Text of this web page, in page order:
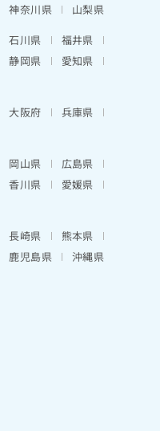
神奈川県
山梨県
石川県
福井県
静岡県
愛知県
大阪府
兵庫県
岡山県
広島県
香川県
愛媛県
長崎県
熊本県
鹿児島県 沖縄県